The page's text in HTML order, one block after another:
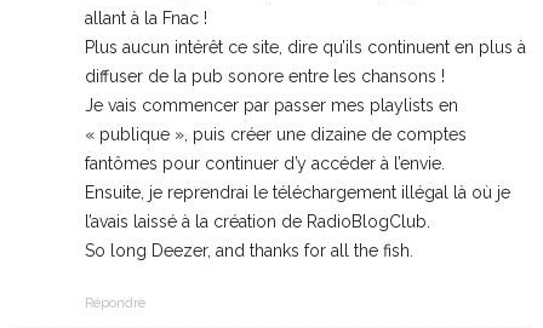
allant à la Fnac !
Plus aucun intérêt ce site, dire qu’ils continuent en plus à
diffuser de la pub sonore entre les chansons !
Je vais commencer par passer mes playlists en
« publique », puis créer une dizaine de comptes
fantômes pour continuer d’y accéder à l’envie.
Ensuite, je reprendrai le téléchargement illégal là où je
l’avais laissé à la création de RadioBlogClub.
So long Deezer, and thanks for all the fish.
Répondre